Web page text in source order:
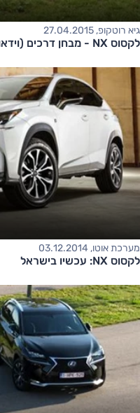
גיא רוטקופ, 27.04.2015
לקסוס NX - מבחן דרכים (וידאו)
מערכת אוטו, 03.12.2014
לקסוס NX: עכשיו בישראל